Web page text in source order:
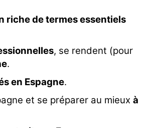
riche de termes essentiels
, se rendent (pour
.
en Espagne.
et se préparer au mieux à